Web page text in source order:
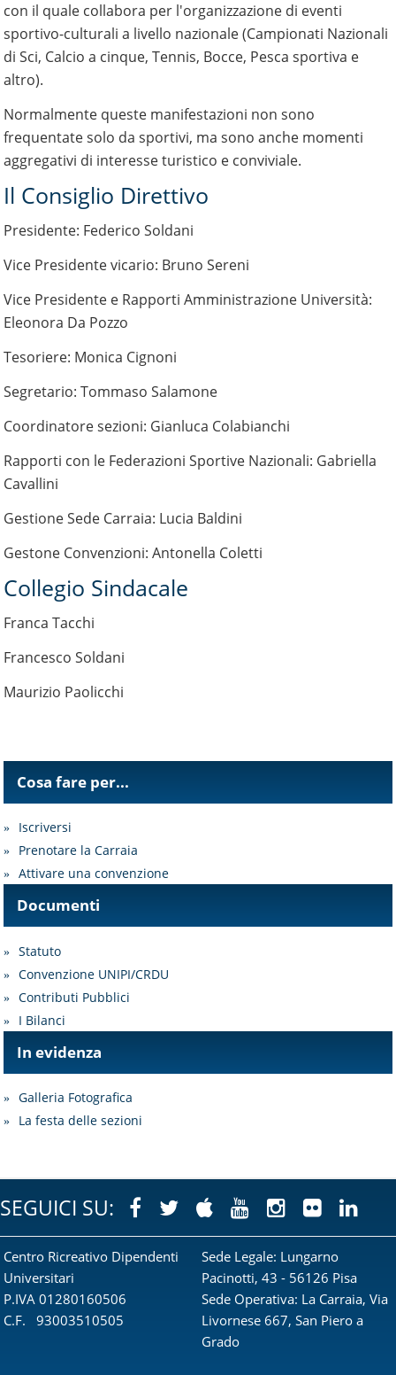
con il quale collabora per l'organizzazione di eventi
sportivo-culturali a livello nazionale (Campionati Nazionali
di Sci, Calcio a cinque, Tennis, Bocce, Pesca sportiva e
altro).
Normalmente queste manifestazioni non sono
frequentate solo da sportivi, ma sono anche momenti
aggregativi di interesse turistico e conviviale.
Il Consiglio Direttivo
Presidente: Federico Soldani
Vice Presidente vicario: Bruno Sereni
Vice Presidente e Rapporti Amministrazione Università:
Eleonora Da Pozzo
Tesoriere: Monica Cignoni
Segretario: Tommaso Salamone
Coordinatore sezioni: Gianluca Colabianchi
Rapporti con le Federazioni Sportive Nazionali: Gabriella
Cavallini
Gestione Sede Carraia: Lucia Baldini
Gestone Convenzioni: Antonella Coletti
Collegio Sindacale
Franca Tacchi
Francesco Soldani
Maurizio Paolicchi
Cosa fare per...
Iscriversi
Prenotare la Carraia
Attivare una convenzione
Documenti
Statuto
Convenzione UNIPI/CRDU
Contributi Pubblici
I Bilanci
In evidenza
Galleria Fotografica
La festa delle sezioni
SEGUICI SU: Facebook
Twitter
Apple Youtube
Instagram
Flickr
Centro Ricreativo Dipendenti
Universitari
P.IVA 01280160506
C.F. 93003510505
Sede Legale: Lungarno
Pacinotti, 43 - 56126 Pisa
Sede Operativa: La Carraia, Via
Livornese 667, San Piero a
Grado